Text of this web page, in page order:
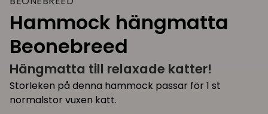
Hammock hängmatta
Beonebreed
Hängmatta till relaxade katter!
Storleken på denna hammock passar för 1 st
normalstor vuxen katt.